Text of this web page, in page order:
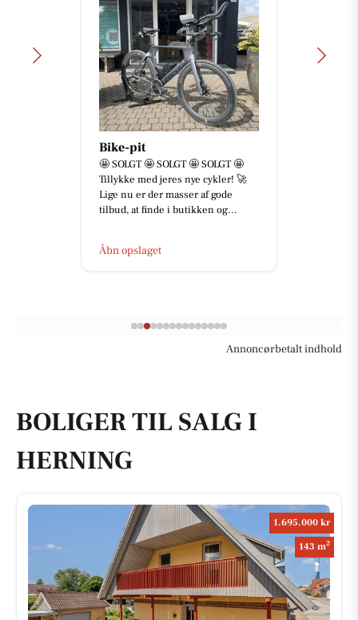
💪 Ingen opgave er for stor – og
ingen er for svær! 🚛🔧 Hos
Skousen Herning elsker vi en
udfordring. Uanset om det er
Annoncørbetalt indhold
BOLIGER TIL SALG I
HERNING
1.695.000 kr
143 m2